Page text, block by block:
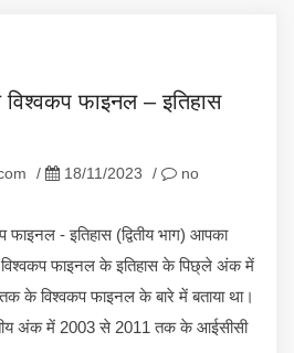
फाइनल – इतिहास
/ 18/11/2023 /
no
- इतिहास (द्वितीय भाग) आपका
विश्वकप फाइनल के इतिहास के पिछ्ले अंक में
के विश्वकप फाइनल के बारे में बताया था।
अंक में 2003 से 2011 तक के आईसीसी